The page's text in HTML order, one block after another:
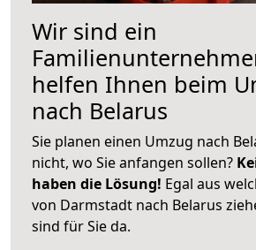
Wir sind ein
helfen Ihnen beim
nach Belarus
Sie planen einen Umzug nach
nicht, wo Sie anfangen sollen?
haben die Lösung! Egal aus
von Darmstadt nach Belarus
sind für Sie da.